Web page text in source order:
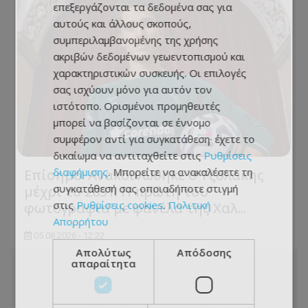
Επίσημο: Ανακοινώθηκε ο Τζολάκης
μέχρι το 2031! Η πρώτη του
φωτογραφία με φανέλα της Χαλ...
επεξεργάζονται τα δεδομένα σας για
αυτούς και άλλους σκοπούς,
συμπεριλαμβανομένης της χρήσης
ακριβών δεδομένων γεωεντοπισμού και
χαρακτηριστικών συσκευής. Οι επιλογές
σας ισχύουν μόνο για αυτόν τον
ιστότοπο. Ορισμένοι προμηθευτές
μπορεί να βασίζονται σε έννομο
συμφέρον αντί για συγκατάθεση· έχετε το
δικαίωμα να αντιταχθείτε στις Ρυθμίσεις
διαφήμισης. Μπορείτε να ανακαλέσετε τη
συγκατάθεσή σας οποιαδήποτε στιγμή
στις Ρυθμίσεις cookies. Πολιτική
Απορρήτου
Απολύτως
απαραίτητα
Απόδοσης